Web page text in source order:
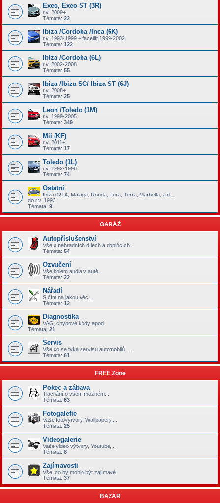
Exeo, Exeo ST (3R)
r.v. 2009+
Témata: 22
Ibiza /Cordoba /Inca (6K)
r.v. 1993-1999 + facelift 1999-2002
Témata: 122
Ibiza /Cordoba (6L)
r.v. 2002-2008
Témata: 55
Ibiza /Ibiza SC/ Ibiza ST (6J)
r.v. 2008+
Témata: 25
Leon /Toledo (1M)
r.v. 1999-2005
Témata: 349
Mii (KF)
r.v. 2011+
Témata: 17
Toledo (1L)
r.v. 1992-1998
Témata: 74
Ostatní
Ibiza 021A, Malaga, Ronda, Fura, Terra, Marbella, atd...
do r.v. 1993
Témata: 9
GARÁŽ
Autopříslušenství
Vše o náhradních dílech a doplňcích...
Témata: 54
Ozvučení
Vše kolem audia v autě...
Témata: 22
Nářadí
S čím na jakou věc...
Témata: 12
Diagnostika
VAG, chybové kódy apod.
Témata: 21
Servis
Vše co se týka servisu automobilů ...
Témata: 61
FREE Zone
Pokec a zábava
Tlachání o všem možném...
Témata: 63
Fotogalefie
Vaše fotovýtvory, Wallpapery,...
Témata: 25
Videogalerie
Vaše video výtvory, Youtube,...
Témata: 8
Zajímavosti
Vše, co by mohlo být zajímavé
Témata: 37
BAZAR